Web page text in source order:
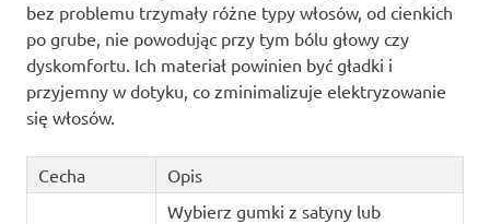
bez problemu trzymały różne typy włosów, od cienkich
po grube, nie powodując przy tym bólu głowy czy
dyskomfortu. Ich materiał powinien być gładki i
przyjemny w dotyku, co zminimalizuje elektryzowanie
się włosów.
Cecha Opis
Wybierz gumki z satyny lub